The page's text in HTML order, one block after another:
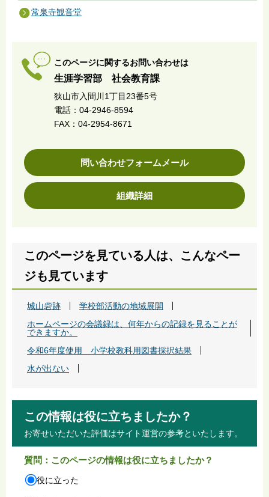
常泉寺観音堂
このページに関するお問い合わせは
生涯学習部 社会教育課
狭山市入間川1丁目23番5号
電話：04-2946-8594
FAX：04-2954-8671
問い合わせフォームメール
組織詳細
このページを見ている人は、こんなペー
ジも見ています
城山砦跡
学校部活動の地域展開
ホームページの会議録は、何年からの記録を見ることが
できますか。
令和6年度使用 小学校教科用図書採択結果
水が出ない
この情報は役に立ちましたか？
お寄せいただいた評価はサイト運営の参考といたします。
質問：このページの情報は役に立ちましたか？
役に立った